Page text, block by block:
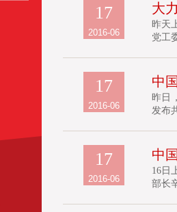
17
2016-06
大
昨天
党工
17
2016-06
中
昨日
发布
17
2016-06
中
16日
部长